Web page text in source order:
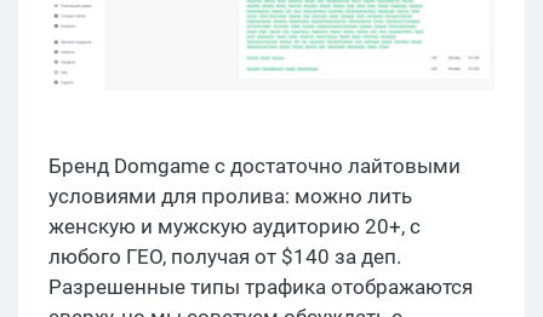
Бренд Domgame с достаточно лайтовыми
условиями для пролива: можно лить
женскую и мужскую аудиторию 20+, с
любого ГЕО, получая от $140 за деп.
Разрешенные типы трафика отображаются